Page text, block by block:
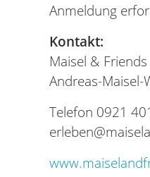
Anmeldung
Kontakt:
Maisel & Friends
Andreas-Maisel-
Telefon 0921